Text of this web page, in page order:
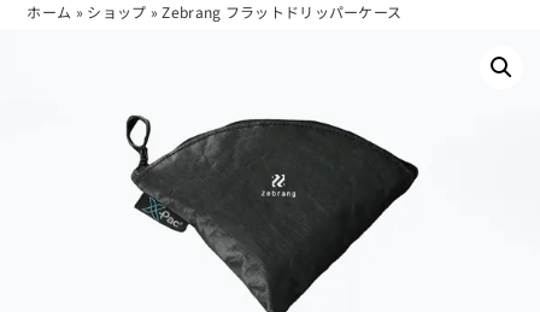
ホーム » ショップ » Zebrang フラットドリッパーケース